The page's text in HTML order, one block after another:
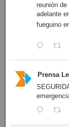
reunión
adelante
fueguino
Prensa